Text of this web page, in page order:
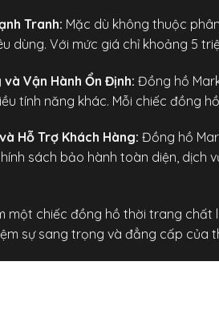
Tranh: Mặc dù không thuộc
dùng. Với mức giá chỉ khoảng 5
Vận Hành Ổn Định: Đồng hồ
tính năng khác. Mỗi chiếc đồng
Hỗ Trợ Khách Hàng: Đồng hồ
sách bảo hành toàn diện, dịch
một chiếc đồng hồ thời trang chất
sự sang trọng và đẳng cấp của